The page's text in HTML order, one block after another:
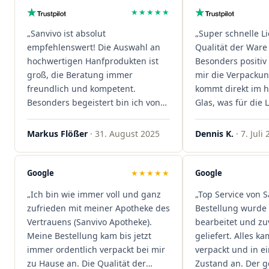
★★★★★
„Sanvivo ist absolut
empfehlenswert! Die Auswahl an
hochwertigen Hanfprodukten ist
groß, die Beratung immer
freundlich und kompetent.
Besonders begeistert bin ich von
der schnellen Rezeptannahme –
alles läuft unkompliziert und
sind extrem zügig, was mir jedes
Mal viel Zeit spart. Man merkt,
Kundenzufriedenheit an erster
Stelle stehen. Vielen Dank an das
Team von Sanvivo – ich bin
rundum begeistert!"
Markus Flößer · 31. August 2025
„Super schnelle
Qualität der
Besonders
mir die
kommt direkt im
Glas, was für die
ist. Ich bestelle
wieder!"
Dennis K. · 7. Juli
Google ★★★★★
„Ich bin wie immer voll und ganz
zufrieden mit meiner Apotheke des
Vertrauens (Sanvivo Apotheke).
Meine Bestellung kam bis jetzt
immer ordentlich verpackt bei mir
zu Hause an. Die Qualität der
Google
„Top Service von
Bestellung wurde
bearbeitet und
geliefert. Alles
verpackt und in
Zustand an. Der